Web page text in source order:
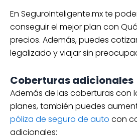
En SeguroInteligente.mx te
conseguir el mejor plan con
precios. Además, puedes
legalizado y viajar sin
Coberturas adicionales
Además de las coberturas con
planes, también puedes
póliza de seguro de auto con
adicionales: